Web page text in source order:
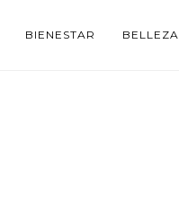
BIENESTAR BELLEZA